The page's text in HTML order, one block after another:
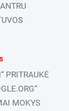
PRITRAUKĖ
MOKYS